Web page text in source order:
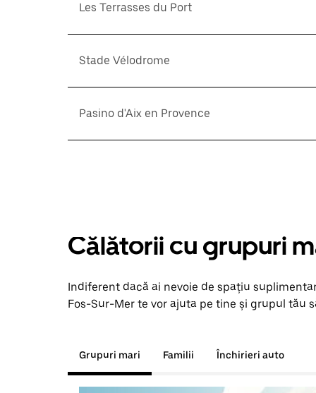
Les Terrasses du Port
Stade Vélodrome
Pasino d'Aix en Provence
Călătorii cu grupuri
Indiferent dacă ai nevoie de spațiu
Fos-Sur-Mer te vor ajuta pe tine și grupul tău
Grupuri mari Familii Închirieri auto